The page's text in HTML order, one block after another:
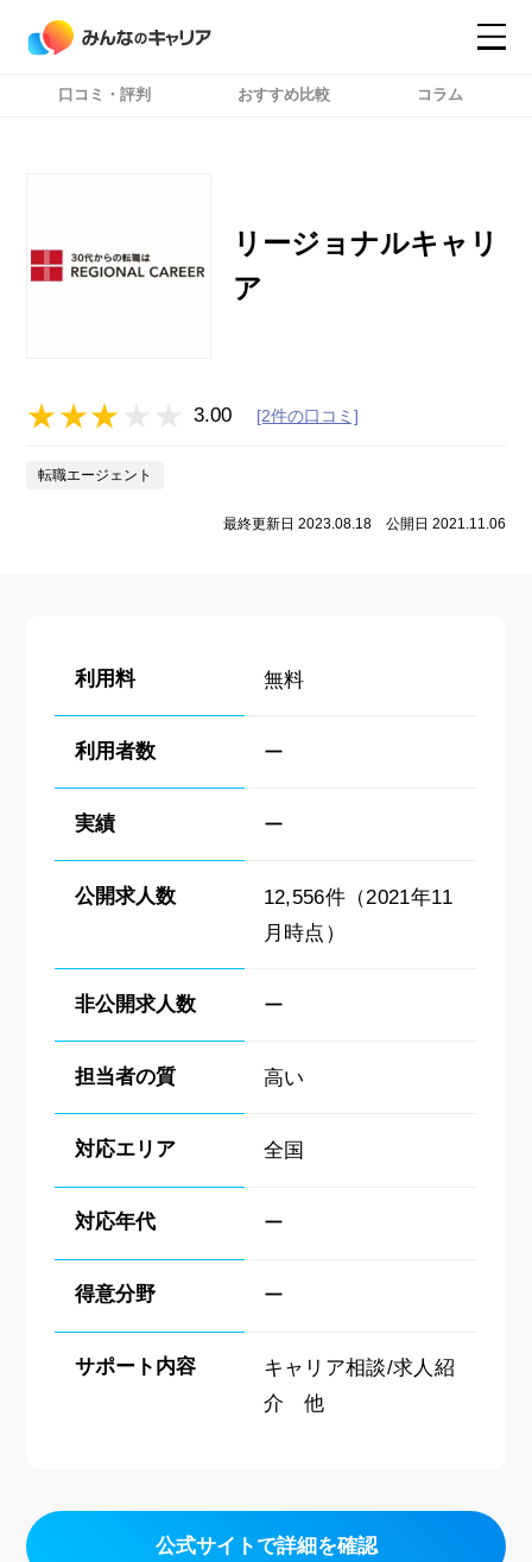
口コミ・評判 おすすめ比較 コラム
リージョナルキャリ
ア
3.00 [2件の口コミ]
転職エージェント
最終更新日 2023.08.18 公開日 2021.11.06
利用料 無料
利用者数 ー
実績 ー
公開求人数
12,556件（2021年11
月時点）
非公開求人数 ー
担当者の質 高い
対応エリア 全国
対応年代 ー
得意分野 ー
サポート内容
キャリア相談/求人紹
介 他
公式サイトで詳細を確認